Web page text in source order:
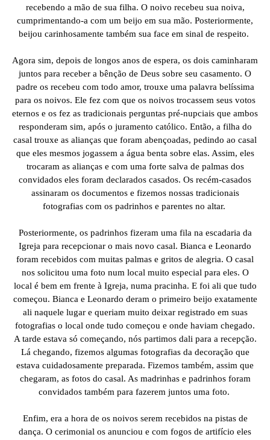
recebendo a mão de sua filha. O noivo recebeu sua noiva,
cumprimentando-a com um beijo em sua mão. Posteriormente,
beijou carinhosamente também sua face em sinal de respeito.
Agora sim, depois de longos anos de espera, os dois caminharam
juntos para receber a bênção de Deus sobre seu casamento. O
padre os recebeu com todo amor, trouxe uma palavra belíssima
para os noivos. Ele fez com que os noivos trocassem seus votos
eternos e os fez as tradicionais perguntas pré-nupciais que ambos
responderam sim, após o juramento católico. Então, a filha do
casal trouxe as alianças que foram abençoadas, pedindo ao casal
que eles mesmos jogassem a água benta sobre elas. Assim, eles
trocaram as alianças e com uma forte salva de palmas dos
convidados eles foram declarados casados. Os recém-casados
assinaram os documentos e fizemos nossas tradicionais
fotografias com os padrinhos e parentes no altar.
Posteriormente, os padrinhos fizeram uma fila na escadaria da
Igreja para recepcionar o mais novo casal. Bianca e Leonardo
foram recebidos com muitas palmas e gritos de alegria. O casal
nos solicitou uma foto num local muito especial para eles. O
local é bem em frente à Igreja, numa pracinha. E foi ali que tudo
começou. Bianca e Leonardo deram o primeiro beijo exatamente
ali naquele lugar e queriam muito deixar registrado em suas
fotografias o local onde tudo começou e onde haviam chegado.
A tarde estava só começando, nós partimos dali para a recepção.
Lá chegando, fizemos algumas fotografias da decoração que
estava cuidadosamente preparada. Fizemos também, assim que
chegaram, as fotos do casal. As madrinhas e padrinhos foram
convidados também para fazerem juntos uma foto.
Enfim, era a hora de os noivos serem recebidos na pistas de
dança. O cerimonial os anunciou e com fogos de artifício eles